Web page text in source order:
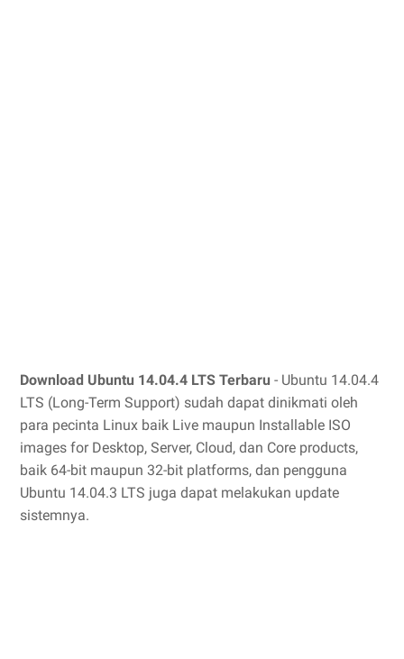
Download Ubuntu 14.04.4 LTS Terbaru - Ubuntu 14.04.4
LTS (Long-Term Support) sudah dapat dinikmati oleh
para pecinta Linux baik Live maupun Installable ISO
images for Desktop, Server, Cloud, dan Core products,
baik 64-bit maupun 32-bit platforms, dan pengguna
Ubuntu 14.04.3 LTS juga dapat melakukan update
sistemnya.